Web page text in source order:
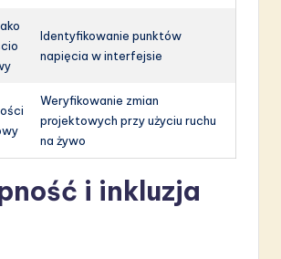
Identyfikowanie punktów
napięcia w interfejsie
Weryfikowanie zmian
projektowych przy użyciu ruchu
na żywo
i inkluzja